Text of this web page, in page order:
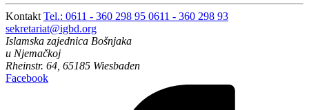
Kontakt Tel.: 0611 - 360 298 95 0611 - 360 298 93
sekretariat@igbd.org
Islamska zajednica Bošnjaka
u Njemačkoj
Rheinstr. 64, 65185 Wiesbaden
Facebook